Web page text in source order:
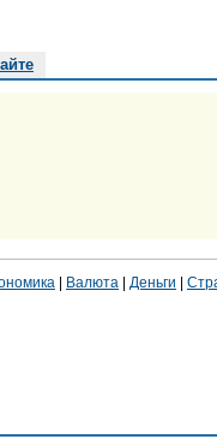
Валюта Деньги